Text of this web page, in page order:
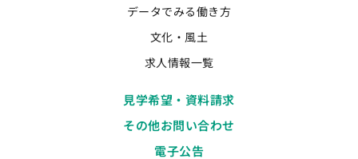
データでみる働き方
文化・風土
求人情報一覧
見学希望・資料請求
その他お問い合わせ
電子公告